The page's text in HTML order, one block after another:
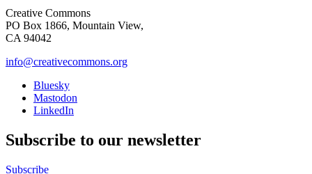
Creative Commons
PO Box 1866, Mountain View,
CA 94042
info@creativecommons.org
Bluesky
Mastodon
LinkedIn
Subscribe to our newsletter
Subscribe